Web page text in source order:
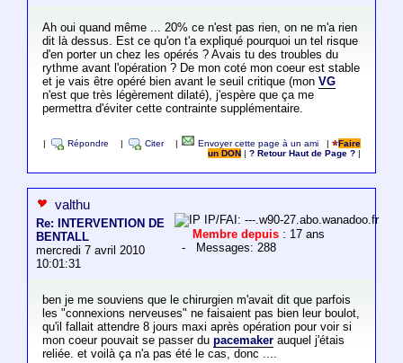
Ah oui quand même ... 20% ce n'est pas rien, on ne m'a rien
dit là dessus. Est ce qu'on t'a expliqué pourquoi un tel risque
d'en porter un chez les opérés ? Avais tu des troubles du
rythme avant l'opération ? De mon coté mon coeur est stable
et je vais être opéré bien avant le seuil critique (mon VG
n'est que très légèrement dilaté), j'espère que ça me
permettra d'éviter cette contrainte supplémentaire.
Répondre Citer Envoyer cette page à un ami |
Faire
un DON
|? Retour Haut de Page ?
valthu
Re: INTERVENTION DE
BENTALL
mercredi 7 avril 2010
10:01:31
IP/FAI: ---.w90-27.abo.wanadoo.fr
Membre depuis : 17 ans
- Messages: 288
ben je me souviens que le chirurgien m'avait dit que parfois
les "connexions nerveuses" ne faisaient pas bien leur boulot,
qu'il fallait attendre 8 jours maxi après opération pour voir si
mon coeur pouvait se passer du pacemakerauquel j'étais
reliée. et voilà ça n'a pas été le cas, donc ....